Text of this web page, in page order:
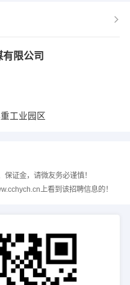
限公司
工业园区
证金，请微友务必谨慎！
上看到该招聘信息的！